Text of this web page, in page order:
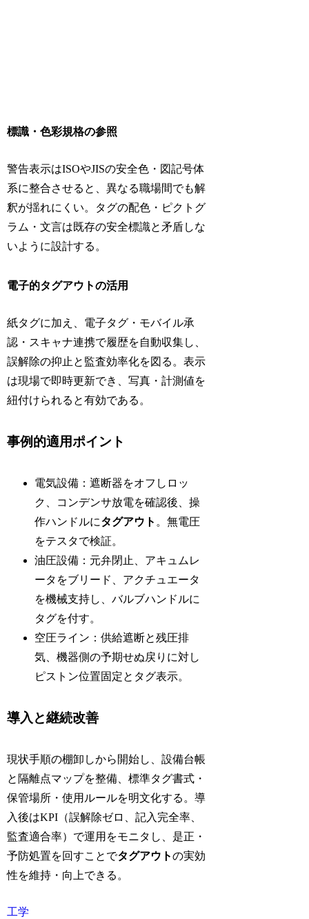
標識・色彩規格の参照
警告表示はISOやJISの安全色・図記号体
系に整合させると、異なる職場間でも解
釈が揺れにくい。タグの配色・ピクトグ
ラム・文言は既存の安全標識と矛盾しな
いように設計する。
電子的タグアウトの活用
紙タグに加え、電子タグ・モバイル承
認・スキャナ連携で履歴を自動収集し、
誤解除の抑止と監査効率化を図る。表示
は現場で即時更新でき、写真・計測値を
紐付けられると有効である。
事例的適用ポイント
電気設備：遮断器をオフしロッ
ク、コンデンサ放電を確認後、操
作ハンドルにタグアウト 。無電圧
をテスタで検証。
油圧設備：元弁閉止、アキュムレ
ータをブリード、アクチュエータ
を機械支持し、バルブハンドルに
タグを付す。
空圧ライン：供給遮断と残圧排
気、機器側の予期せぬ戻りに対し
ピストン位置固定とタグ表示。
導入と継続改善
現状手順の棚卸しから開始し、設備台帳
と隔離点マップを整備、標準タグ書式・
保管場所・使用ルールを明文化する。導
入後はKPI（誤解除ゼロ、記入完全率、
監査適合率）で運用をモニタし、是正・
予防処置を回すことでタグアウトの実効
性を維持・向上できる。
工学